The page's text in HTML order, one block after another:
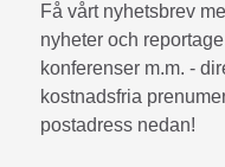
Få vårt nyhetsbrev
nyheter och
konferenser m.m. -
kostnadsfria
postadress nedan!